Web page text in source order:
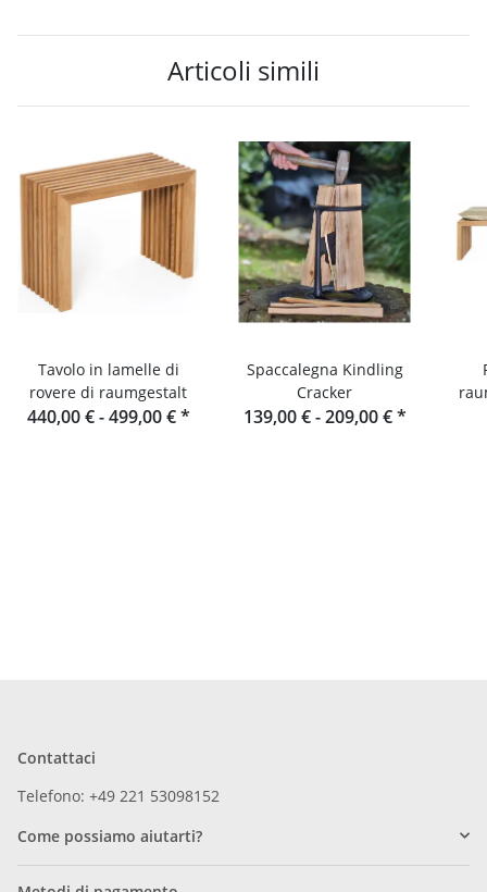
Articoli simili
Tavolo in lamelle di
rovere di raumgestalt
440,00 € -499,00 €*
Spaccalegna Kindling
Cracker
139,00 € -209,00 €*
Contattaci
Telefono: +49 221 53098152
Come possiamo aiutarti?